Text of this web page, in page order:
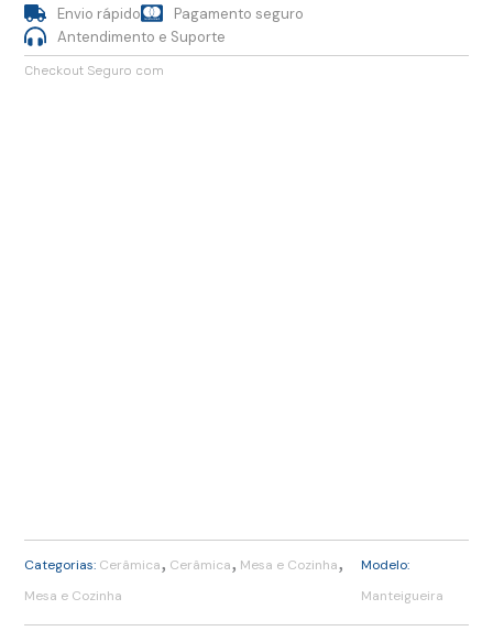
Envio rápido
Pagamento seguro
Antendimento e Suporte
Checkout Seguro com
Categorias: Cerâmica, Cerâmica, Mesa e Cozinha,
Mesa e Cozinha
Modelo:
Manteigueira